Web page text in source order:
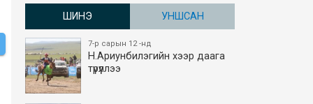
ШИНЭ УНШСАН
7-р сарын 12 -нд
Н.Ариунбилэгийн хээр даага
түрүүллээ